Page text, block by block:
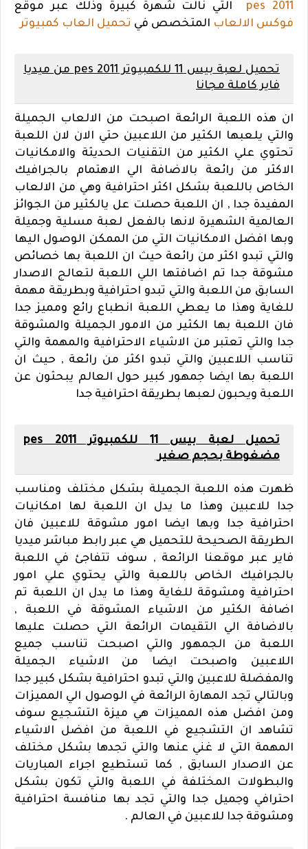
pes 2011
التي نالت شهرة كبيرة وذلك عبر موقع
فوكس الالعاب المتخصص في تحميل العاب كمبيوتر
تحميل لعبة بيس 11 للكمبيوتر pes 2011 من ميديا
فاير كاملة مجانا
ان هذه اللعبة الرائعة اصبحت من الالعاب الجميلة
والتي يلعبها الكثير من اللاعبين حتي الان لان اللعبة
تحتوي علي الكثير من التقنيات الحديثة والامكانيات
الاكثر من رائعة بالاضافة الي الاهتمام بالجرافيك
الخاص باللعبة بشكل اكثر احترافية وهي من الالعاب
المفيدة جدا , ان اللعبة حصلت عل يالكثير من الجوائز
العالمية الشهيرة لانها بالفعل لعبة مسلية وجميلة
وبها افضل الامكانيات التي من الممكن الوصول اليها
والتي تبدو اكثر من رائعة حيث ان اللعبة بها خصائص
مشوقة جدا تم اضافتها اللي اللعبة لتعالج الاصدار
السابق من اللعبة والتي تبدو احترافية وبطريقة مهمة
للغاية وهذا ما يعطي اللعبة انطباع رائع ومميز جدا
فان اللعبة بها الكثير من الامور الجميلة والمشوقة
جدا والتي تعتبر من الاشياء الاحترافية والمهمة والتي
تناسب اللاعبين والتي تبدو اكثر من رائعة , حيث ان
اللعبة بها ايضا جمهور كبير حول العالم يبحثون عن
اللعبة ويحبون لعبها بطريقة احترافية جدا
تحميل لعبة بيس 11 للكمبيوتر pes 2011
مضغوطة بحجم صغير
ظهرت هذه اللعبة الجميلة بشكل مختلف ومناسب
جدا للاعبين وهذا ما يدل ان اللعبة لها امكانيات
احترافية جدا وبها ايضا امور مشوقة للاعبين فان
الطريقة الصحيحة للتحميل هي عبر رابط مباشر ميديا
فاير عبر موقعنا الرائعة , سوف تتفاجئ في اللعبة
بالجرافيك الخاص باللعبة والتي يحتوي علي امور
احترافية ومشوقة للغاية وهذا ما يدل ان اللعبة تم
اضافة الكثير من الاشياء المشوقة في اللعبة ,
بالاضافة الي التقيمات الرائعة التي حصلت عليها
اللعبة من الجمهور والتي اصبحت تناسب جميع
اللاعبين واصبحت ايضا من الاشياء الجميلة
والمفضلة للاعبين والتي تبدو احترافية بشكل كبير جدا
وبالتالي تجد المهارة الرائعة في الوصول الي المميزات
ومن افضل هذه المميزات هي ميزة التشجيع سوف
تشاهد ان التشجيع في اللعبة من افضل الاشياء
المهمة التي لا غني عنها والتي تجدها بشكل مختلف
عن الاصدار السابق , كما تستطيع اجراء المباريات
والبطولات المختلفة في اللعبة والتي تكون بشكل
احترافي وجميل جدا والتي تجد بها منافسة احترافية
ومشوقة جدا للاعبين في العالم .